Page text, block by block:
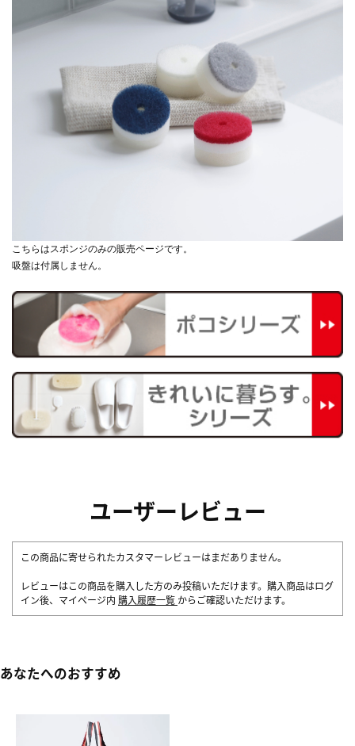
こちらはスポンジのみの販売ページです。
吸盤は付属しません。
ユーザーレビュー
この商品に寄せられたカスタマーレビューはまだありません。
レビューはこの商品を購入した方のみ投稿いただけます。購入商品はログ
イン後、マイページ内 購入履歴一覧 からご確認いただけます。
あなたへのおすすめ